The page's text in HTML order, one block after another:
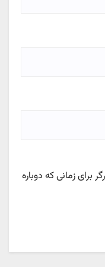
برای زمانی که دوباره